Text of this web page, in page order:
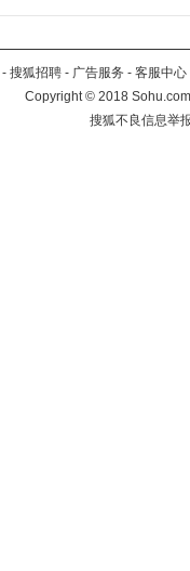
- 搜狐招聘 - 广告服务 - 客服中心
Copyright©2018
搜狐不良信息举